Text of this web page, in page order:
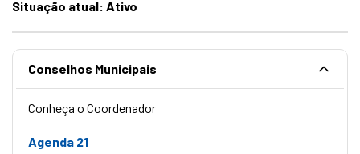
Situação atual: Ativo
Conselhos Municipais
Conheça o Coordenador
Agenda 21